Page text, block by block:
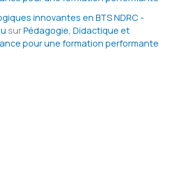
innovantes en BTS NDRC -
surPédagogie, Didactique et
pour une formation performante